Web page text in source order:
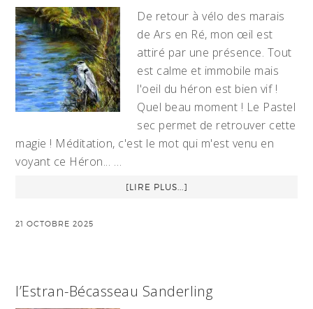
De retour à vélo des marais
de Ars en Ré, mon œil est
attiré par une présence. Tout
est calme et immobile mais
l'oeil du héron est bien vif !
Quel beau moment ! Le Pastel
sec permet de retrouver cette
magie ! Méditation, c'est le mot qui m'est venu en
voyant ce Héron... …
[LIRE PLUS...]
21 OCTOBRE 2025
l’Estran-Bécasseau Sanderling